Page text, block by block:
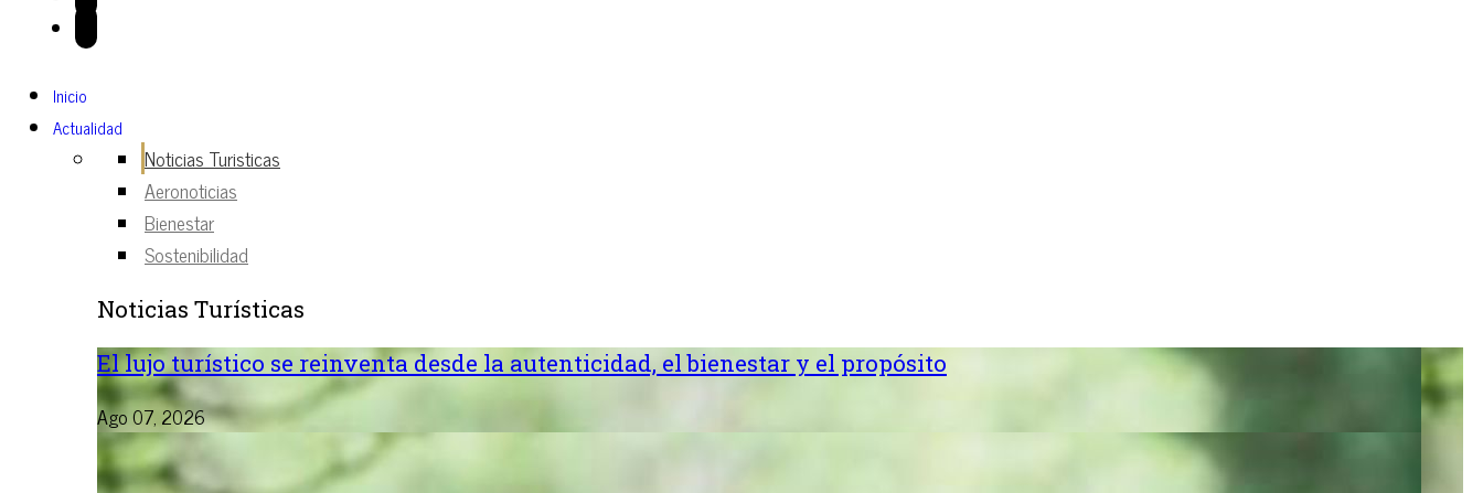
Inicio
Actualidad
Noticias Turisticas
Aeronoticias
Bienestar
Sostenibilidad
Noticias Turísticas
El lujo turístico se reinventa desde la autenticidad, el bienestar y el propósito
Ago 07, 2026